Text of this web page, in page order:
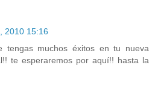
2010 15:16
tengas muchos éxitos en tu nueva
te esperaremos por aquí!! hasta la